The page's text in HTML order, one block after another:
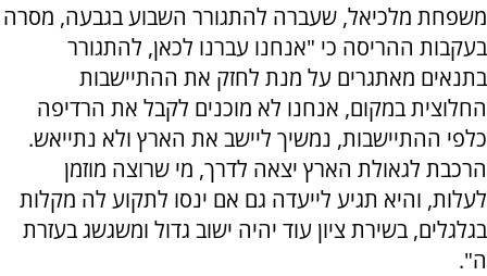
משפחת מלכיאל, שעברה להתגורר השבוע בגבעה, מסרה
בעקבות ההריסה כי "אנחנו עברנו לכאן, להתגורר
בתנאים מאתגרים על מנת לחזק את ההתיישבות
החלוצית במקום, אנחנו לא מוכנים לקבל את הרדיפה
כלפי ההתיישבות, נמשיך ליישב את הארץ ולא נתייאש.
הרכבת לגאולת הארץ יצאה לדרך, מי שרוצה מוזמן
לעלות, והיא תגיע לייעדה גם אם ינסו לתקוע לה מקלות
בגלגלים, בשירת ציון עוד יהיה ישוב גדול ומשגשג בעזרת
ה".